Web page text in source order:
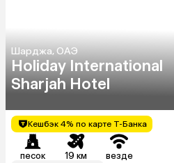
Шарджа, ОАЭ
Holiday International
Sharjah Hotel
Кешбэк 4% по карте Т-Банка
песок 19 км везде